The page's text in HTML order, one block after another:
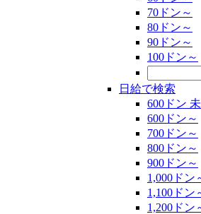
70ドン～
80ドン～
90ドン～
100ドン～
日給で検索
600ドン
600ドン～
700ドン～
800ドン～
900ドン～
1,000ドン
1,100ドン
1,200ドン